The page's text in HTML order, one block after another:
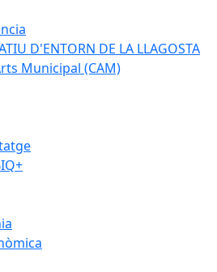
D'ENTORN DE LA LLAGOSTA
Municipal (CAM)